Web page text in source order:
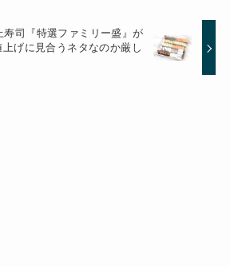
寿司『特選ファミリー盛』が
げに見合うネタなのか厳し